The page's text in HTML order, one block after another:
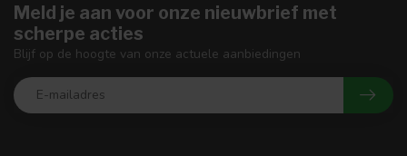
Meld je aan voor onze nieuwbrief met
scherpe acties
Blijf op de hoogte van onze actuele aanbiedingen